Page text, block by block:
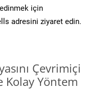
için
adresini ziyaret edin.
Çevrimiçi
Kolay Yöntem